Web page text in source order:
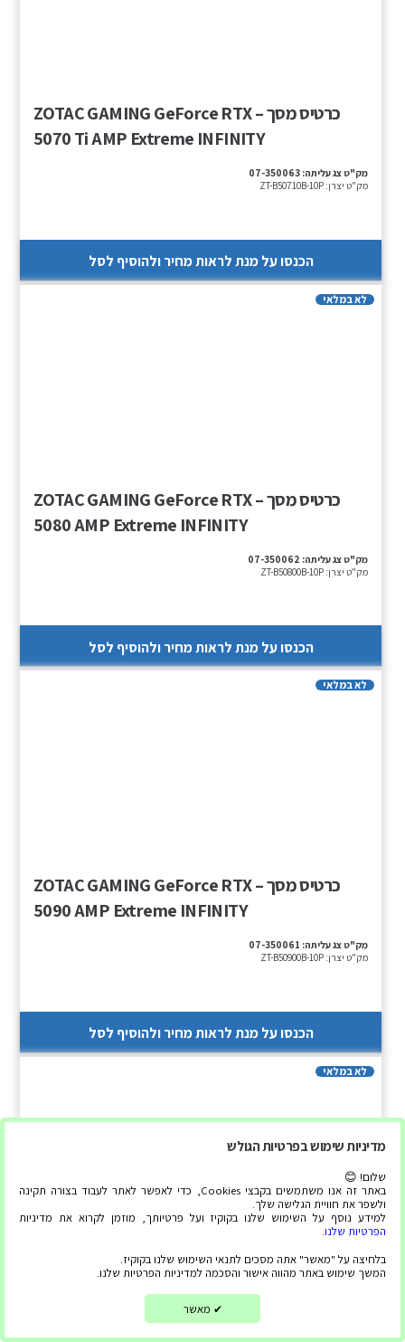
כרטיס מסך – ZOTAC GAMING GeForce RTX
5070 Ti AMP Extreme INFINITY
מק"ט צג עליתה: 07-350063
מק"ט יצרן: ZT-B50710B-10P
הכנסו על מנת לראות מחיר ולהוסיף לסל
לא במלאי
כרטיס מסך – ZOTAC GAMING GeForce RTX
5080 AMP Extreme INFINITY
מק"ט צג עליתה: 07-350062
מק"ט יצרן: ZT-B50800B-10P
הכנסו על מנת לראות מחיר ולהוסיף לסל
לא במלאי
כרטיס מסך – ZOTAC GAMING GeForce RTX
5090 AMP Extreme INFINITY
מק"ט צג עליתה: 07-350061
מק"ט יצרן: ZT-B50900B-10P
הכנסו על מנת לראות מחיר ולהוסיף לסל
לא במלאי
כרטיס מסך – ZOTAC GAMING GeForce RTX
5080 SOLID OC 16GB
מדיניות שימוש בפרטיות הגולש
שלום! 😊
באתר זה אנו משתמשים בקבצי Cookies, כדי לאפשר לאתר לעבוד בצורה תקינה
ולשפר את חוויית הגלישה שלך.
למידע נוסף על השימוש שלנו בקוקיז ועל פרטיותך, מוזמן לקרוא את מדיניות
הפרטיות שלנו.
בלחיצה על "מאשר" אתה מסכים לתנאי השימוש שלנו בקוקיז.
המשך שימוש באתר מהווה אישור והסכמה למדיניות הפרטיות שלנו.
✔ מאשר